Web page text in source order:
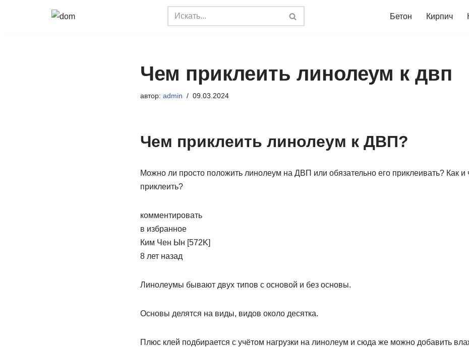
Бетон Кирпич
Чем приклеить линолеум к двп
автор: admin 09.03.2024
Чем приклеить линолеум к ДВП?
Можно ли просто положить линолеум на ДВП или обязательно его приклеивать? Как
приклеить?
комментировать
в избранное
Ким Чен Ын [572K]
8 лет назад
Линолеумы бывают двух типов с основой и без основы.
Основы делятся на виды, видов около десятка.
Плюс клей подбирается с учётом нагрузки на линолеум и сюда же можно добавить